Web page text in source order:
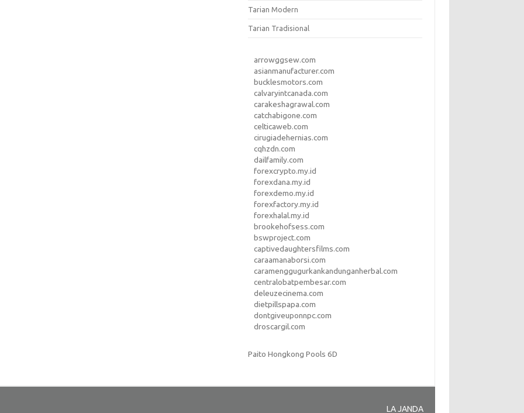
Tarian Modern
Tarian Tradisional
arrowggsew.com
asianmanufacturer.com
bucklesmotors.com
calvaryintcanada.com
carakeshagrawal.com
catchabigone.com
celticaweb.com
cirugiadehernias.com
cqhzdn.com
dailfamily.com
forexcrypto.my.id
forexdana.my.id
forexdemo.my.id
forexfactory.my.id
forexhalal.my.id
brookehofsess.com
bswproject.com
captivedaughtersfilms.com
caraamanaborsi.com
caramenggugurkankandunganherbal.com
centralobatpembesar.com
deleuzecinema.com
dietpillspapa.com
dontgiveuponnpc.com
droscargil.com
Paito Hongkong Pools 6D
LA JANDA